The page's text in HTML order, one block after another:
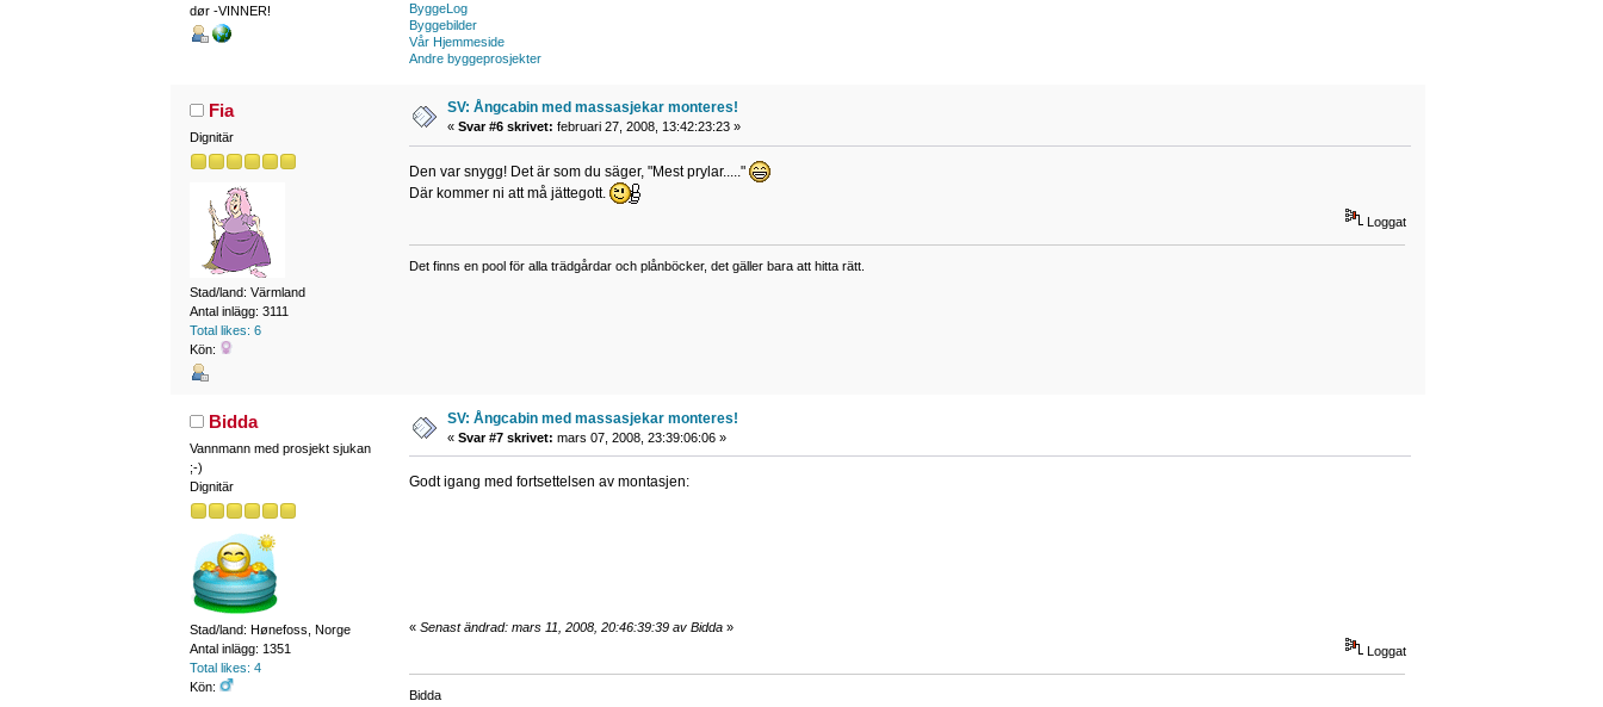
dør -VINNER!
ByggeLog
Byggebilder
Vår Hjemmeside
Andre byggeprosjekter
Fia
Dignitär
Stad/land: Värmland
Antal inlägg: 3111
Total likes: 6
Kön:
SV: Ångcabin med massasjekar monteres!
« Svar #6 skrivet: februari 27, 2008, 13:42:23:23 »
Den var snygg! Det är som du säger, "Mest prylar....."
Där kommer ni att må jättegott.
Loggat
Det finns en pool för alla trädgårdar och plånböcker, det gäller bara att hitta rätt.
Bidda
Vannmann med prosjekt sjukan
;-)
Dignitär
Stad/land: Hønefoss, Norge
Antal inlägg: 1351
Total likes: 4
Kön:
SV: Ångcabin med massasjekar monteres!
« Svar #7 skrivet: mars 07, 2008, 23:39:06:06 »
Godt igang med fortsettelsen av montasjen:
« Senast ändrad: mars 11, 2008, 20:46:39:39 av Bidda»
Loggat
Bidda